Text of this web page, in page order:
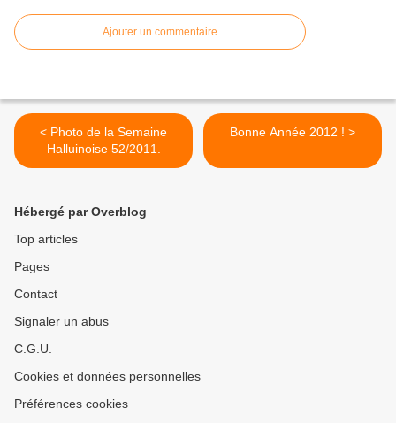
Ajouter un commentaire
< Photo de la Semaine
Halluinoise 52/2011.
Bonne Année 2012 ! >
Hébergé par Overblog
Top articles
Pages
Contact
Signaler un abus
C.G.U.
Cookies et données personnelles
Préférences cookies